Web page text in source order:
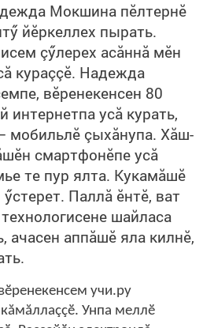
Мокшина пӗлтернӗ
йӗркеллех пырать.
çӳлерех асăннă мӗн
кураççӗ. Надежда
вӗренекенсен 80
интернетпа усă курать,
мобильлӗ çыхăнупа. Хăш-
смартфонӗпе усă
те пур ялта. Кукамăшӗ
Паллă ӗнтӗ, ват
шайласа
ачасен аппăшӗ яла килнӗ,
учи.ру
Унпа меллӗ